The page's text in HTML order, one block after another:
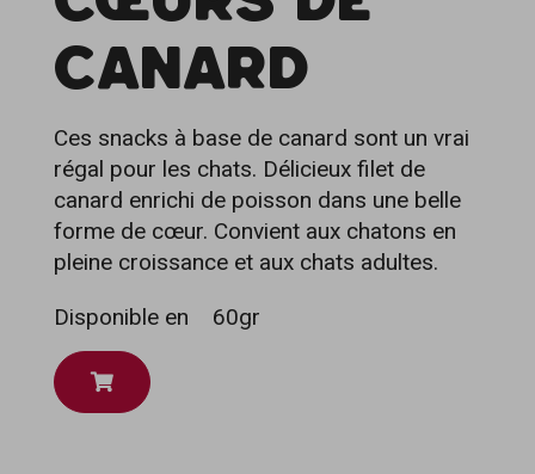
CANARD
Ces snacks à base de canard sont un vrai
régal pour les chats. Délicieux filet de
canard enrichi de poisson dans une belle
forme de cœur. Convient aux chatons en
pleine croissance et aux chats adultes.
Disponible en
60gr